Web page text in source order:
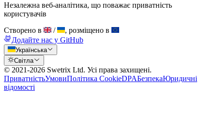
Незалежна веб-аналітика, що поважає приватність
користувачів
Створено в
/
, розміщено в
Додайте нас у GitHub
Українська
Світла
© 2021-2026 Swetrix Ltd. Усі права захищені.
ПриватністьУмовиПолітика CookieDPAБезпекаЮридичні
відомості